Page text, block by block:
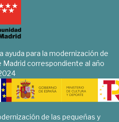
ayuda para la modernización de
Madrid correspondiente al año
de las pequeñas y